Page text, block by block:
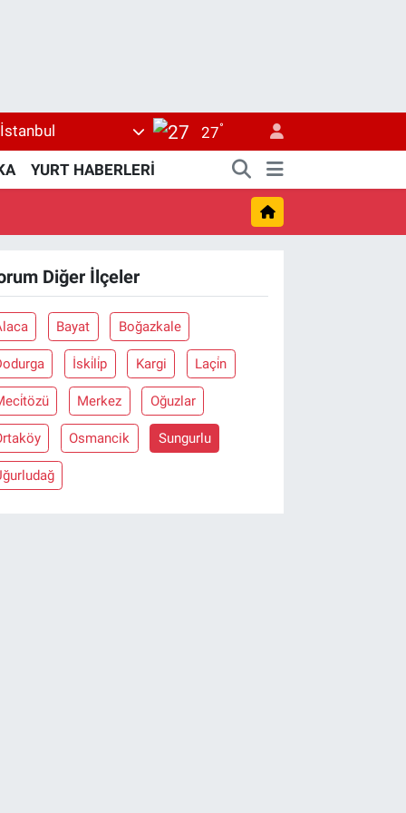
İstanbul 27°
YURT HABERLERİ
Diğer İlçeler
Bayat Boğazkale
İski̇li̇p Kargi Laçi̇n
Merkez Oğuzlar
Osmancik Sungurlu